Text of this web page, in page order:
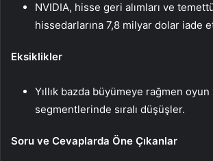
NVIDIA, hisse geri alımları ve
hissedarlarına 7,8 milyar dolar iade
Eksiklikler
Yıllık bazda büyümeye rağmen oyun
segmentlerinde sıralı düşüşler.
Soru ve Cevaplarda Öne Çıkanlar